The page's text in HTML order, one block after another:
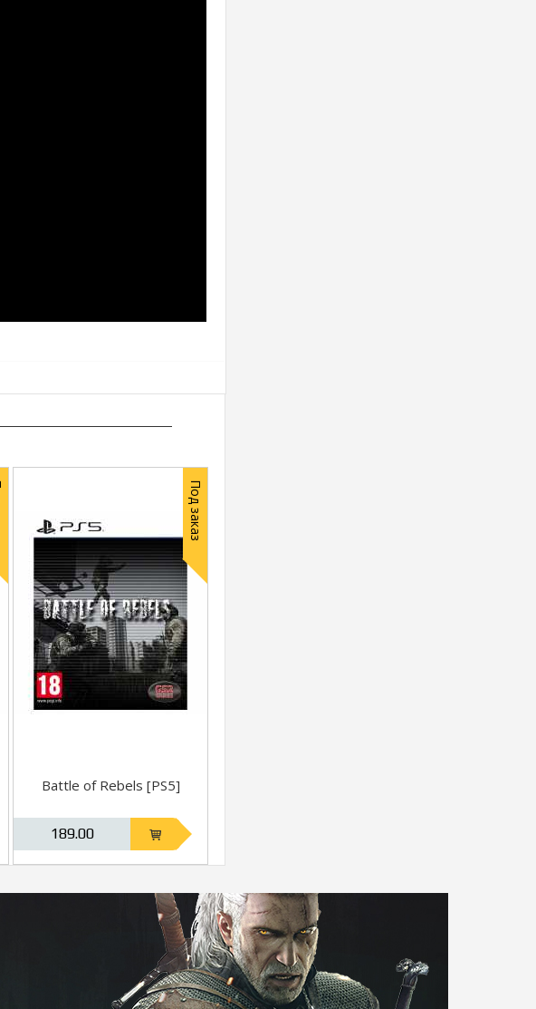
Под заказ
Battle of Rebels [PS5]
189.00